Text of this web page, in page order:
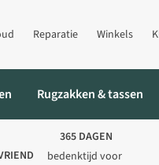
Reparatie Winkels
Rugzakken & tassen
365 DAGEN
bedenktijd voor